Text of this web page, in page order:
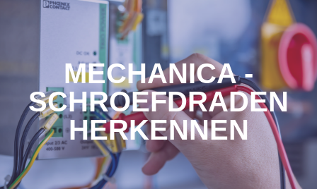
MECHANICA -
SCHROEFDRADEN
HERKENNEN